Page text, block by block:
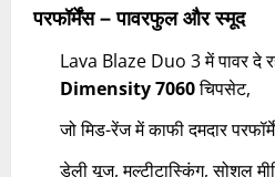
परफॉर्मेंस – पावरफुल और स्मूद
Lava Blaze Duo 3 में पावर दे
Dimensity 7060चिपसेट,
जो मिड-रेंज में काफी दमदार
डेली यूज, मल्टीटास्किंग, सोशल